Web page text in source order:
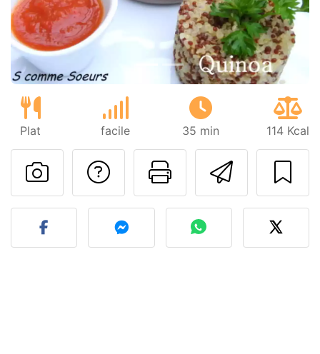
Plat facile 35 min 114 Kcal
Imprimer
Poser une
Publier votre photo de